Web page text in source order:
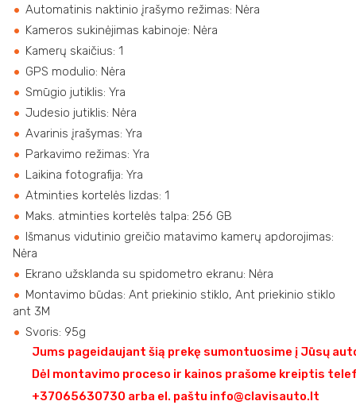
Automatinis naktinio įrašymo režimas: Nėra
Kameros sukinėjimas kabinoje: Nėra
Kamerų skaičius: 1
GPS modulio: Nėra
Smūgio jutiklis: Yra
Judesio jutiklis: Nėra
Avarinis įrašymas: Yra
Parkavimo režimas: Yra
Laikina fotografija: Yra
Atminties kortelės lizdas: 1
Maks. atminties kortelės talpa: 256 GB
Išmanus vidutinio greičio matavimo kamerų apdorojimas:
Nėra
Ekrano užsklanda su spidometro ekranu: Nėra
Montavimo būdas: Ant priekinio stiklo, Ant priekinio stiklo
ant 3M
Svoris: 95g
Jums pageidaujant šią prekę sumontuosime į Jūsų
Dėl montavimo proceso ir kainos prašome kreiptis
+37065630730 arba el. paštu info@clavisauto.lt